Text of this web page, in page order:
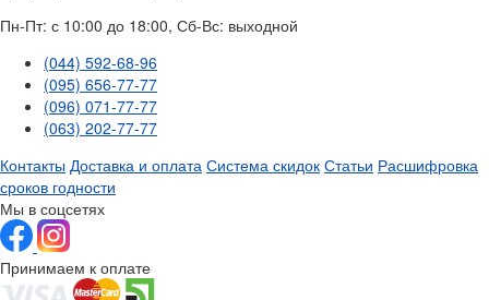
Пн-Пт: с 10:00 до 18:00, Сб-Вс: выходной
(044) 592-68-96
(095) 656-77-77
(096) 071-77-77
(063) 202-77-77
Контакты Доставка и оплата Система скидок Статьи Расшифровка
сроков годности
Мы в соцсетях
Принимаем к оплате